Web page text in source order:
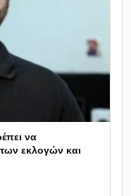
να
εκλογών και